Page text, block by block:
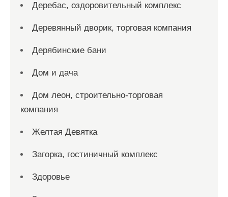
Деребас, оздоровительный комплекс
Деревянный дворик, торговая компания
Дерябинские бани
Дом и дача
Дом леон, строительно-торговая
компания
Желтая Девятка
Загорка, гостиничный комплекс
Здоровье